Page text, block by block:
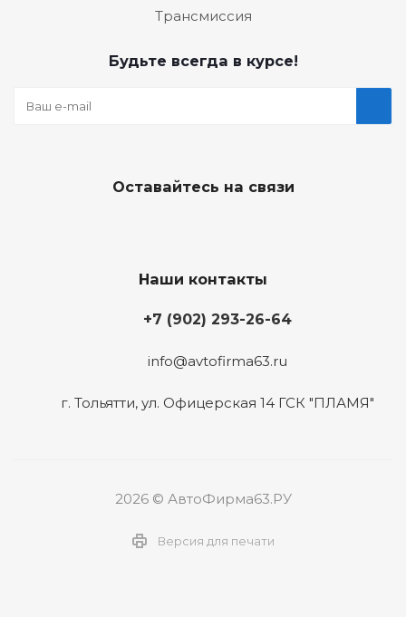
Трансмиссия
Будьте всегда в курсе!
Оставайтесь на связи
Наши контакты
+7 (902) 293-26-64
info@avtofirma63.ru
г. Тольятти, ул. Офицерская 14 ГСК "ПЛАМЯ"
2026 © АвтоФирма63.РУ
Версия для печати